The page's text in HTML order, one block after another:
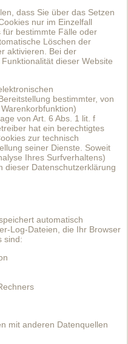
dass Sie über das Setzen
nur im Einzelfall
für bestimmte Fälle oder
Löschen der
aktivieren. Bei der
dieser Website
bestimmter, von
von Art. 6 Abs. 1 lit. f
hat ein berechtigtes
zur technisch
seiner Dienste. Soweit
Ihres Surfverhaltens)
dieser Datenschutzerklärung
automatisch
Log-Dateien, die Ihr Browser
sind:
mit anderen Datenquellen